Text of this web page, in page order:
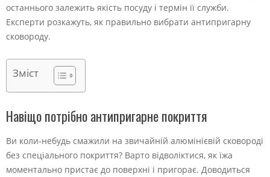
останнього залежить якість посуду і термін її служби.
Експерти розкажуть, як правильно вибрати антипригарну
сковороду.
Зміст
Навіщо потрібно антипригарне покриття
Ви коли-небудь смажили на звичайній алюмінієвій сковороді
без спеціального покриття? Варто відволіктися, як їжа
моментально пристає до поверхні і пригорає. Доводиться